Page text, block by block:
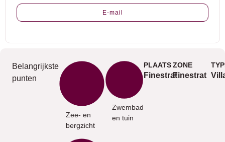
E-mail
Belangrijkste
punten
Zee- en
bergzicht
Zwembad
en tuin
PLAATS
Finestrat
ZONE
Finestrat